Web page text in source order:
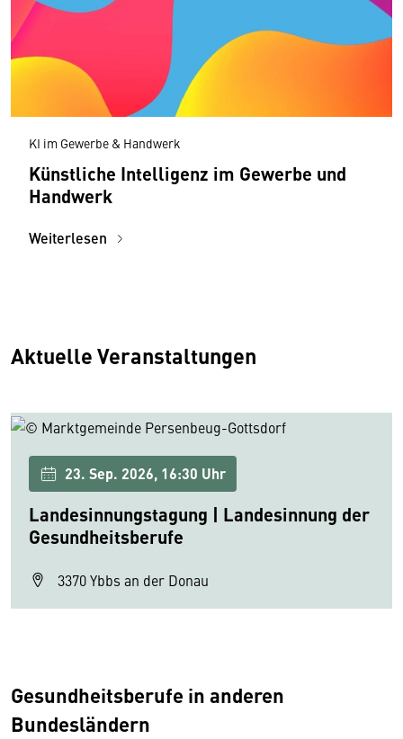
KI im Gewerbe & Handwerk
Künstliche Intelligenz im Gewerbe und
Handwerk
Weiterlesen
Aktuelle Veranstaltungen
23. Sep. 2026, 16:30 Uhr
Landesinnungstagung | Landesinnung der
Gesundheitsberufe
3370 Ybbs an der Donau
Gesundheitsberufe in anderen
Bundesländern